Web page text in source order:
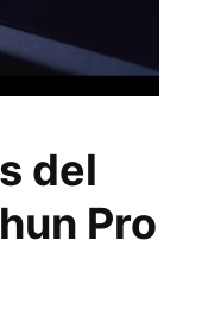
del
Pro